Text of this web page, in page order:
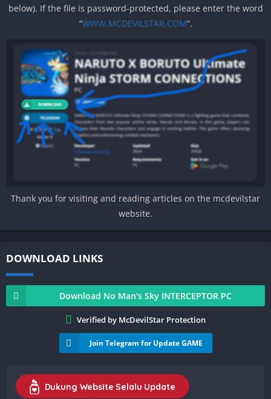
below). If the file is password-protected, please enter the word
“WWW.MCDEVILSTAR.COM“.
Thank you for visiting and reading articles on the mcdevilstar
website.
DOWNLOAD LINKS
Download No Man's Sky INTERCEPTOR PC
Verified by McDevilStar Protection
Join Telegram for Update GAME
Dukung Website Selalu Update